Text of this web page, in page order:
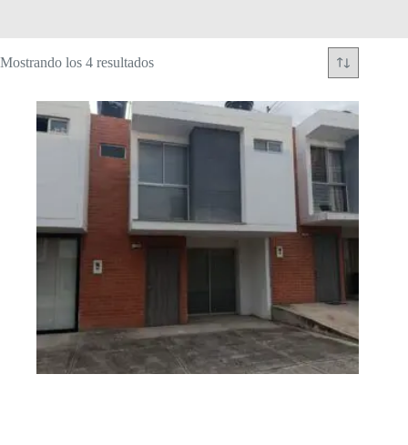
Mostrando los 4 resultadosOrdenado